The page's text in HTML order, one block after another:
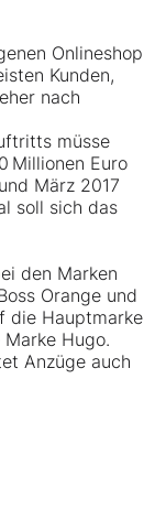
Onlineshop
Kunden,
nach
müsse
Millionen Euro
März 2017
soll sich das
den Marken
Orange und
die Hauptmarke
Hugo.
Anzüge auch